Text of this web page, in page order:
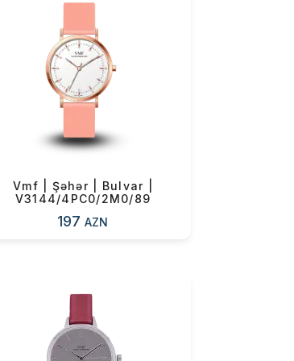
Vmf | Şəhər | Bulvar |
V3144/4PC0/2M0/89
197AZN